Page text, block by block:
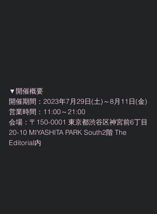
▼開催概要
開催期間：2023年7月29日(土)～8月11日(金)
営業時間：11:00～21:00
会場：〒150-0001 東京都渋谷区神宮前6丁目
20-10 MIYASHITA PARK South2階 The
Editorial内